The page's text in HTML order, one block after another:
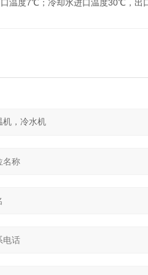
温度7℃；冷却水进口温度30℃，出